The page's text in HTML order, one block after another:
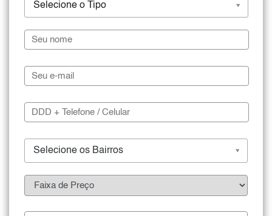
Selecione o Tipo
Selecione os Bairros